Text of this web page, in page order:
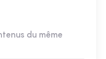
du même